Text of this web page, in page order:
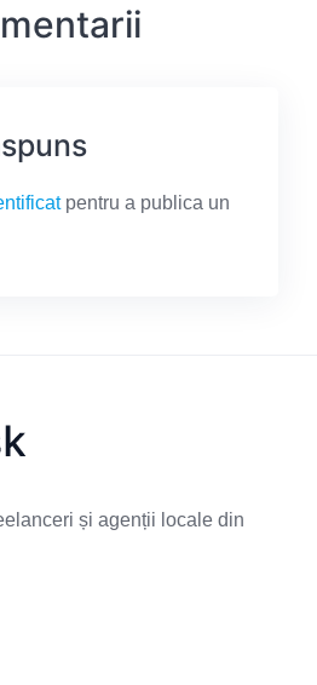
pentru a publica un
și agenții locale din